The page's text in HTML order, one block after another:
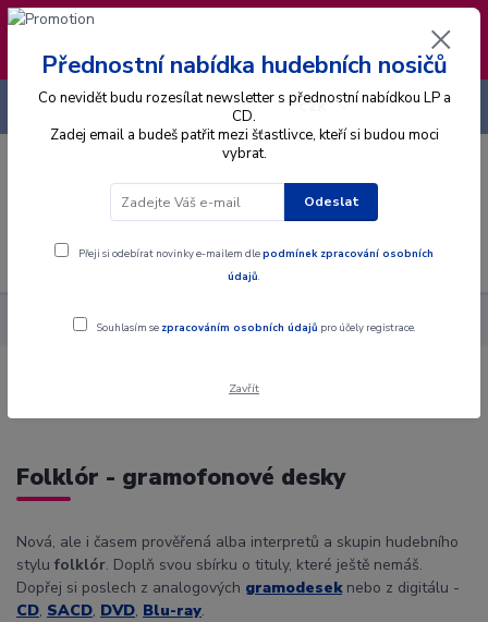
❣️ Od 4.8. do 13.8. čerpám dovolenou. Datum
expedice objednávek se posouvá na pátek
14.8.2026 🐋
Menu
CZK
+420 725 736 293
Hudební styly Folklór
Folklór - gramofonové desky
Nová, ale i časem prověřená alba interpretů a skupin hudebního
stylufolklór. Doplň svou sbírku o tituly, které ještě nemáš.
Dopřej si poslech z analogových gramodeseknebo z digitálu -
CD, SACD, DVD, Blu-ray.
Přednostní nabídka hudebních nosičů
Co nevidět budu rozesílat newsletter s přednostní nabídkou LP a
CD.
Zadej email a budeš patřit mezi šťastlivce, kteří si budou moci
vybrat.
Odeslat
Přeji si odebírat novinky e-mailem dlepodmínek zpracování osobních
údajů.
Souhlasím se zpracováním osobních údajů pro účely registrace.
Zavřít